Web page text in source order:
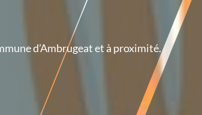
d’Ambrugeat et à proximité.